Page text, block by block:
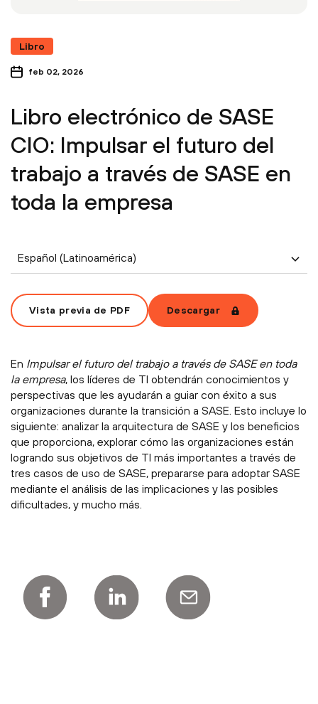
Libro
feb 02, 2026
Libro electrónico de SASE
CIO: Impulsar el futuro del
trabajo a través de SASE en
toda la empresa
Español (Latinoamérica)
Vista previa de PDF Descargar
En Impulsar el futuro del trabajo a través de SASE en toda
la empresa, los líderes de TI obtendrán conocimientos y
perspectivas que les ayudarán a guiar con éxito a sus
organizaciones durante la transición a SASE. Esto incluye lo
siguiente: analizar la arquitectura de SASE y los beneficios
que proporciona, explorar cómo las organizaciones están
logrando sus objetivos de TI más importantes a través de
tres casos de uso de SASE, prepararse para adoptar SASE
mediante el análisis de las implicaciones y las posibles
dificultades, y mucho más.